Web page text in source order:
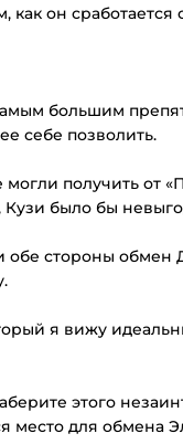
как он
большим
себе позволить.
получить от
было бы
обе стороны обмен
я вижу
этого
место для обмена